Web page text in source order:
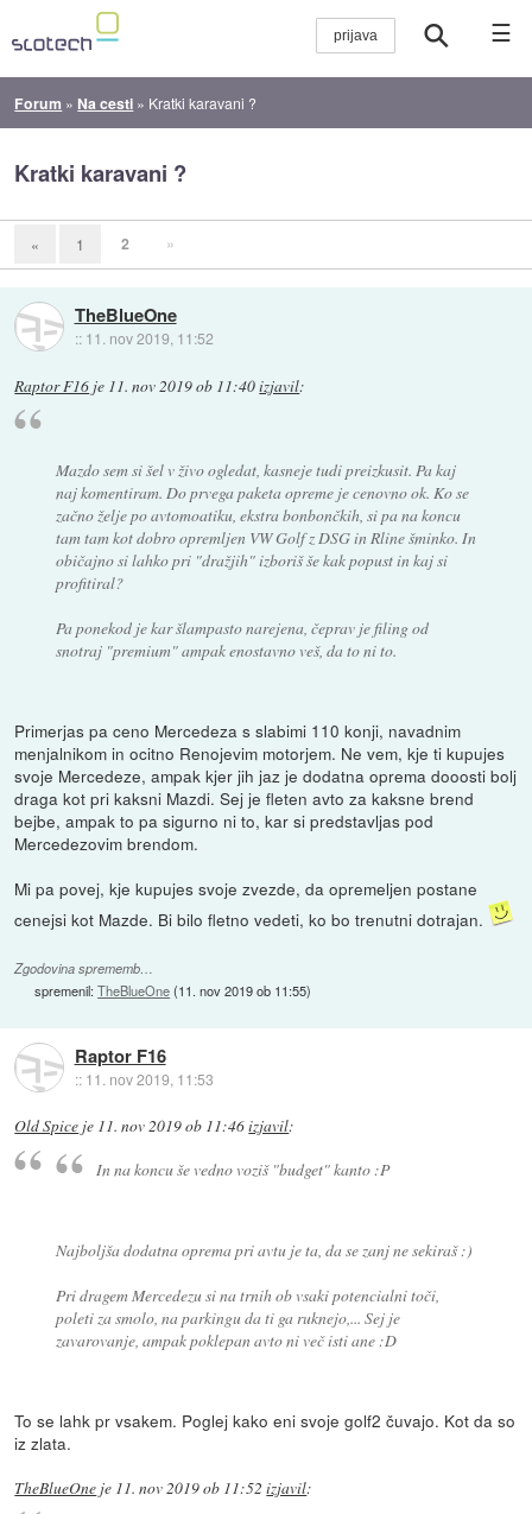
☰
Forum » Na cesti » Kratki karavani ?
Kratki karavani ?
« 1 2 »
TheBlueOne
:: 11. nov 2019, 11:52
Raptor F16 je 11. nov 2019 ob 11:40izjavil:
Mazdo sem si šel v živo ogledat, kasneje tudi preizkusit. Pa kaj
naj komentiram. Do prvega paketa opreme je cenovno ok. Ko se
začno želje po avtomoatiku, ekstra bonbončkih, si pa na koncu
tam tam kot dobro opremljen VW Golf z DSG in Rline šminko. In
običajno si lahko pri "dražjih" izboriš še kak popust in kaj si
profitiral?
Pa ponekod je kar šlampasto narejena, čeprav je filing od
snotraj "premium" ampak enostavno veš, da to ni to.
Primerjas pa ceno Mercedeza s slabimi 110 konji, navadnim
menjalnikom in ocitno Renojevim motorjem. Ne vem, kje ti kupujes
svoje Mercedeze, ampak kjer jih jaz je dodatna oprema dooosti bolj
draga kot pri kaksni Mazdi. Sej je fleten avto za kaksne brend
bejbe, ampak to pa sigurno ni to, kar si predstavljas pod
Mercedezovim brendom.
Mi pa povej, kje kupujes svoje zvezde, da opremeljen postane
cenejsi kot Mazde. Bi bilo fletno vedeti, ko bo trenutni dotrajan.
Zgodovina sprememb…
spremenil:TheBlueOne(11. nov 2019 ob 11:55)
Raptor F16
:: 11. nov 2019, 11:53
Old Spice je 11. nov 2019 ob 11:46izjavil:
In na koncu še vedno voziš "budget" kanto :P
Najboljša dodatna oprema pri avtu je ta, da se zanj ne sekiraš :)
Pri dragem Mercedezu si na trnih ob vsaki potencialni toči,
poleti za smolo, na parkingu da ti ga ruknejo,... Sej je
zavarovanje, ampak poklepan avto ni več isti ane :D
To se lahk pr vsakem. Poglej kako eni svoje golf2 čuvajo. Kot da so
iz zlata.
TheBlueOne je 11. nov 2019 ob 11:52 izjavil: